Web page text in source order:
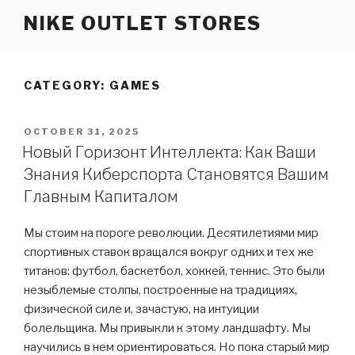
NIKE OUTLET STORES
CATEGORY: GAMES
POSTED
ON
OCTOBER 31, 2025
Новый Горизонт Интеллекта: Как Ваши
Знания Киберспорта Становятся Вашим
Главным Капиталом
Мы стоим на пороге революции. Десятилетиями мир
спортивных ставок вращался вокруг одних и тех же
титанов: футбол, баскетбол, хоккей, теннис. Это были
незыблемые столпы, построенные на традициях,
физической силе и, зачастую, на интуиции
болельщика. Мы привыкли к этому ландшафту. Мы
научились в нем ориентироваться. Но пока старый мир